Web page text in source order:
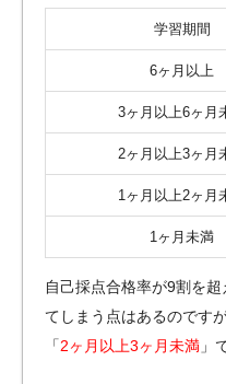
学習期間
6ヶ月以上
3ヶ月以上6ヶ月
2ヶ月以上3ヶ月
1ヶ月以上2ヶ月
1ヶ月未満
自己採点合格率が9割を
てしまう点はあるのです
「2ヶ月以上3ヶ月未満 」